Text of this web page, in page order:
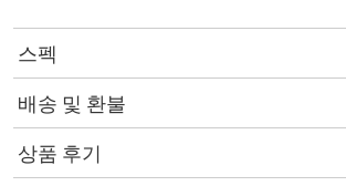
스펙
배송 및 환불
상품 후기